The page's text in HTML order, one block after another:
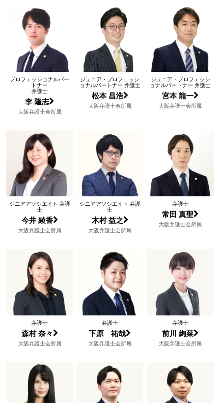
プロフェッショナルパー
トナー
弁護士
李 隆志
大阪弁護士会所属
ジュニア・プロフェッシ
ョナルパートナー 弁護士
松本 昌浩
大阪弁護士会所属
ジュニア・プロフェッシ
ョナルパートナー 弁護士
宮本 龍一
大阪弁護士会所属
シニアアソシエイト 弁護
士
今井 綾香
大阪弁護士会所属
シニアアソシエイト 弁護
士
木村 益之
大阪弁護士会所属
弁護士
常田 真聖
大阪弁護士会所属
弁護士
森村 奈々
大阪弁護士会所属
弁護士
下原 祐哉
大阪弁護士会所属
弁護士
前川 絢菜
大阪弁護士会所属